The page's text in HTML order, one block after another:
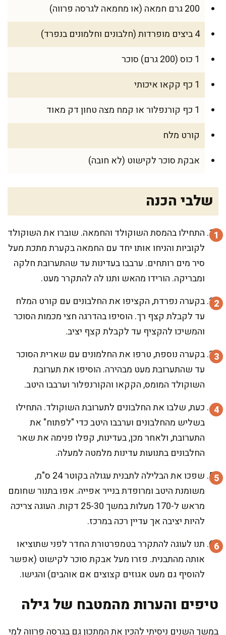
200 גרם חמאה (או מחמאה לגרסה פרווה)
4 ביצים מופרדות (חלבונים וחלמונים בנפרד)
1 כוס (200 גרם) סוכר
1 כף קקאו איכותי
1 כף קורנפלור או קמח מצה טחון דק מאוד
קורט מלח
אבקת סוכר לקישוט (לא חובה)
שלבי הכנה
התחילו בהמסת השוקולד והחמאה. שוברו את השוקולד
לקוביות והניחו אותו יחד עם החמאה בקערת מתכת מעל
סיר מים רותחים. ערבבו בעדינות עד שהתערובת חלקה
ומבריקה. הורידו מהאש ותנו לה להתקרר מעט.
בקערה נפרדת, הקציפו את החלבונים עם קורט המלח
עד לקבלת קצף רך. הוסיפו בהדרגה חצי מכמות הסוכר
והמשיכו להקציף עד לקבלת קצף יציב.
בקערה נוספת, טרפו את החלמונים עם שארית הסוכר
עד שהתערובת מעט מבהירה. הוסיפו את תערובת
השוקולד המומס, הקקאו והקורנפלור וערבבו היטב.
כעת, שלבו את החלבונים לתערובת השוקולד. התחילו
בשליש מהחלבונים וערבבו היטב כדי "לפתוח" את
התערובת, ולאחר מכן, בעדינות, קפלו פנימה את שאר
החלבונים בתנועות עדינות מלמטה למעלה.
שפכו את הבלילה לתבנית עגולה בקוטר 24 ס"מ,
משומנת היטב ומרופדת בנייר אפייה. אפו בתנור שחומם
מראש ל-170 מעלות במשך 25-30 דקות. העוגה צריכה
להיות יציבה אך עדיין רכה במרכז.
תנו לעוגה להתקרר בטמפרטורת החדר לפני שתוציאו
אותה מהתבנית. פזרו מעל אבקת סוכר לקישוט (אפשר
להוסיף גם מעט אגוזים קצוצים אם אוהבים) והגישו.
טיפים והערות מהמטבח של גילה
במשך השנים ניסיתי להכין את המתכון גם בגרסה פרווה למי